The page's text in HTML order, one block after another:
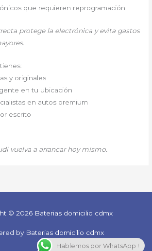
que requieren reprogramación
protege la electrónica y evita gastos
y originales
en tu ubicación
en autos premium
escrito
vuelva a arrancar hoy mismo.
© 2026 Baterias domicilio cdmx
by Baterias domicilio cdmx
Hablemos por WhatsApp !